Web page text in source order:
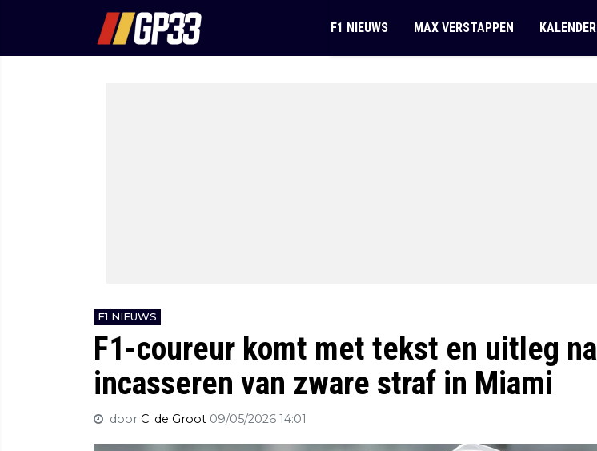
F1 NIEUWS MAX VERSTAPPEN KALENDER
F1 NIEUWS
F1-coureur komt met tekst en uitleg na
incasseren van zware straf in Miami
door C. de Groot 09/05/2026 14:01